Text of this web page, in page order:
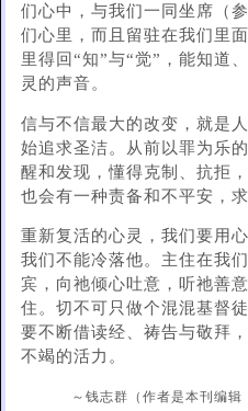
们心中，与我们一同坐席（
们心里，而且留驻在我们里
里得回“知”与“觉”，能知道
灵的声音。
信与不信最大的改变，就是
始追求圣洁。从前以罪为乐
醒和发现，懂得克制、抗拒
也会有一种责备和不平安，求
重新复活的心灵，我们要用
我们不能冷落他。主住在我
宾，向祂倾心吐意，听祂善
住。切不可只做个混混基督
要不断借读经、祷告与敬拜
不竭的活力。
～钱志群（作者是本刊编辑